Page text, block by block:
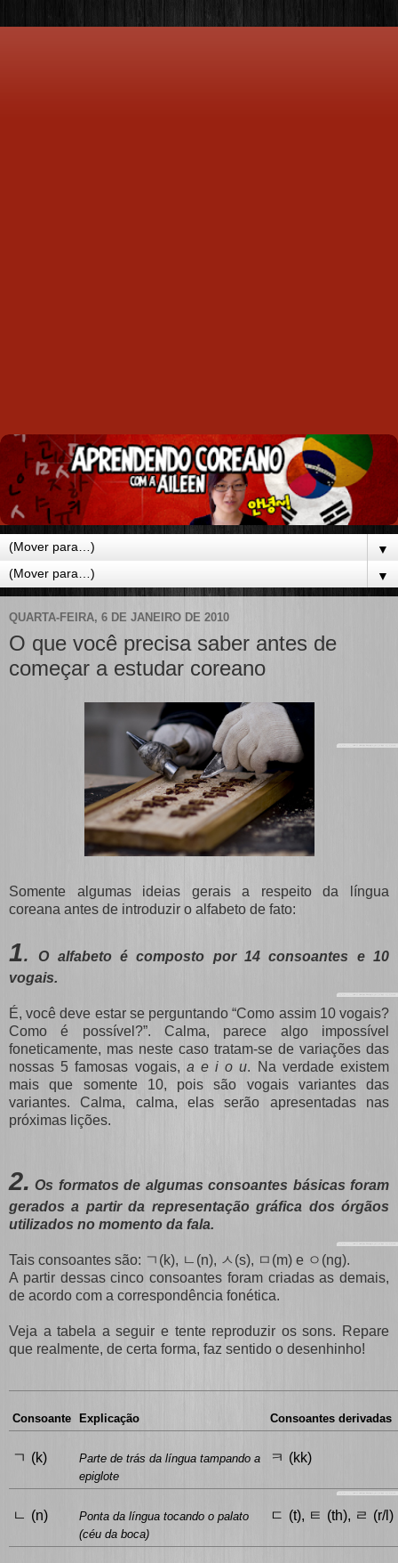
▼
▼
QUARTA-FEIRA, 6 DE JANEIRO DE 2010
O que você precisa saber antes de
começar a estudar coreano
Somente algumas ideias gerais a respeito da língua
coreana antes de introduzir o alfabeto de fato:
1.
O alfabeto é composto por 14 consoantes e 10
vogais.
É, você deve estar se perguntando “Como assim 10 vogais?
Como é possível?”. Calma, parece algo impossível
foneticamente, mas neste caso tratam-se de variações das
nossas 5 famosas vogais, a e i o u. Na verdade existem
mais que somente 10, pois são vogais variantes das
variantes. Calma, calma, elas serão apresentadas nas
próximas lições.
2. Os formatos de algumas consoantes básicas foram
gerados a partir da representação gráfica dos órgãos
utilizados no momento da fala.
Tais consoantes são: ㄱ (k), ㄴ (n), ㅅ(s), ㅁ (m) e ㅇ (ng).
A partir dessas cinco consoantes foram criadas as demais,
de acordo com a correspondência fonética.
Veja a tabela a seguir e tente reproduzir os sons. Repare
que realmente, de certa forma, faz sentido o desenhinho!
Consoante Explicação Consoantes derivadas
ㄱ (k)
Parte de trás da língua tampando a
epiglote
ㅋ (kk)
ㄴ (n)
Ponta da língua tocando o palato
(céu da boca)
ㄷ (t), ㅌ (th), ㄹ (r/l)